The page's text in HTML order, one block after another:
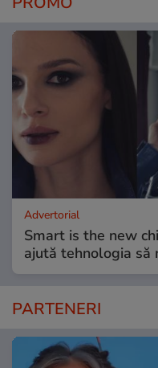
Advertorial
Smart is the new
ajută tehnologia să
PARTENERI